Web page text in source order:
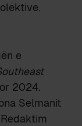
e
2024.
Selmanit